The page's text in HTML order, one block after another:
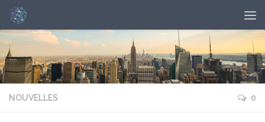
NOUVELLES 0